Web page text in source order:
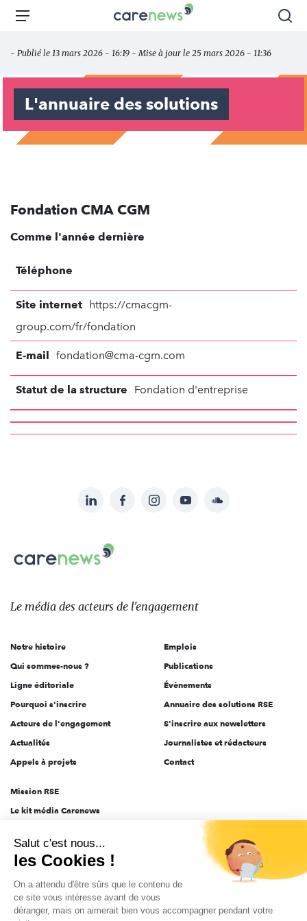
Aller
principal
Carenews,
des
acteurs
l'engagement
Menu
- Publié le 13 mars 2026 - 16:19 - Mise à jour le 25 mars 2026 - 11:36
L'annuaire des solutions
Fondation CMA CGM
Comme l'année dernière
Téléphone
Site internet
https://cmacgm-
group.com/fr/fondation
E-mail fondation@cma-cgm.com
Statut de la structure Fondation d'entreprise
sur:
LinkedInFacebookInstagramYouTubeSoundcloud
Carenews,
Le
des
l'engagement
Le média des acteurs de l'engagement
Notre histoire
Qui sommes-nous ?
Ligne éditoriale
Pourquoi s'inscrire
Acteurs de l'engagement
Actualités
Appels à projets
Emplois
Publications
Évènements
Annuaire des solutions RSE
S'inscrire aux newsletters
Journalistes et rédacteurs
Contact
Mission RSE
Le kit média Carenews
AEF info
Novethic
PRODURABLE
Inclusiv Day
Salut c'est nous...
les Cookies !
On a attendu d'être sûrs que le contenu de
ce site vous intéresse avant de vous
déranger, mais on aimerait bien vous accompagner pendant votre